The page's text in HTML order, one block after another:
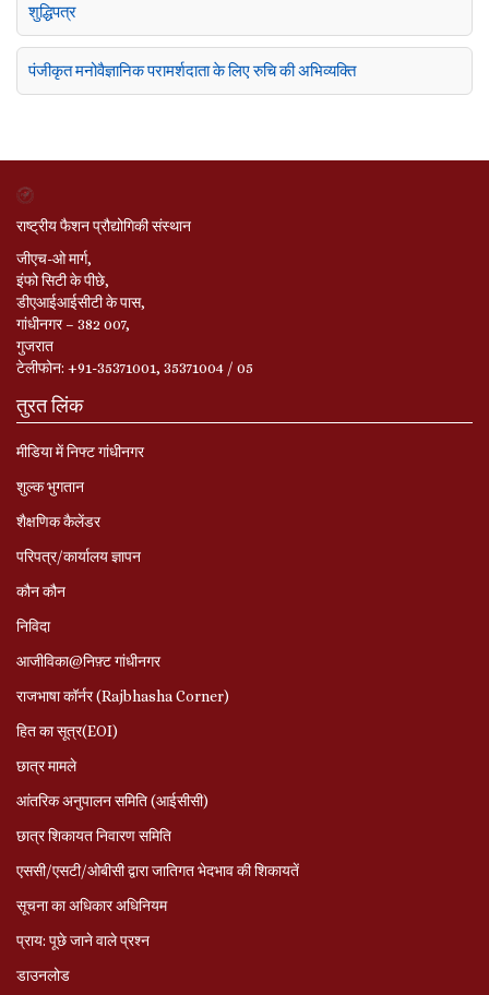
शुद्धिपत्र
पंजीकृत मनोवैज्ञानिक परामर्शदाता के लिए रुचि की अभिव्यक्ति
राष्ट्रीय फैशन प्रौद्योगिकी संस्थान
जीएच-ओ मार्ग,
इंफो सिटी के पीछे,
डीएआईआईसीटी के पास,
गांधीनगर – 382 007,
गुजरात
टेलीफोन: +91-35371001, 35371004 / 05
तुरत लिंक
मीडिया में निफ्ट गांधीनगर
शुल्क भुगतान
शैक्षणिक कैलेंडर
परिपत्र/कार्यालय ज्ञापन
कौन कौन
निविदा
आजीविका@निफ़्ट गांधीनगर
राजभाषा कॉर्नर (Rajbhasha Corner)
हित का सूत्र(EOI)
छात्र मामले
आंतरिक अनुपालन समिति (आईसीसी)
छात्र शिकायत निवारण समिति
एससी/एसटी/ओबीसी द्वारा जातिगत भेदभाव की शिकायतें
सूचना का अधिकार अधिनियम
प्राय: पूछे जाने वाले प्रश्‍न
डाउनलोड